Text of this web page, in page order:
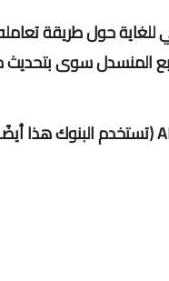
حول طريقة
المنسدل سوى بتحديث